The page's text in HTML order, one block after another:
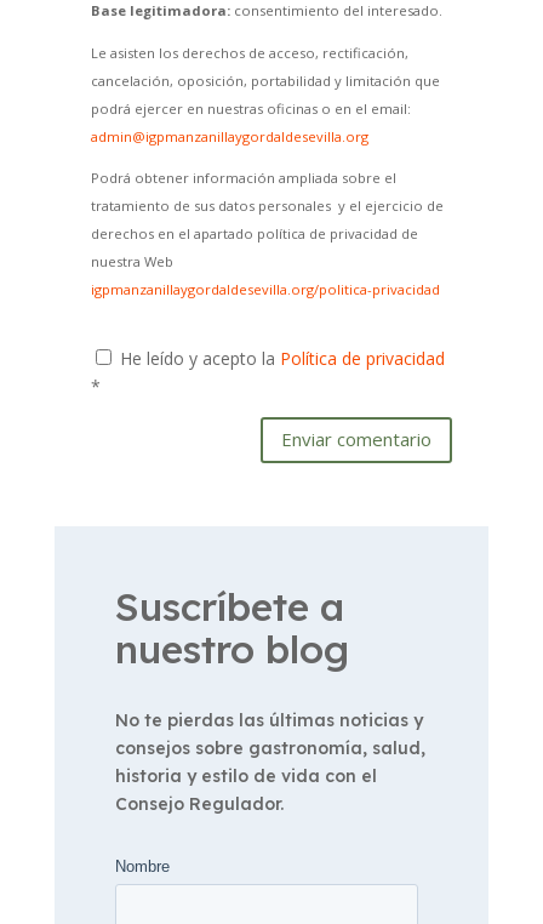
Base legitimadora:consentimiento del interesado.
Le asisten los derechos de acceso, rectificación,
cancelación, oposición, portabilidad y limitación que
podrá ejercer en nuestras oficinas o en el email:
admin@igpmanzanillaygordaldesevilla.org
Podrá obtener información ampliada sobre el
tratamiento de sus datos personales y el ejercicio de
derechos en el apartado política de privacidad de
nuestra Web
igpmanzanillaygordaldesevilla.org/politica-privacidad
He leído y acepto la Política de privacidad
*
Enviar comentario
Suscríbete a
nuestro blog
No te pierdas las últimas noticias y
consejos sobre gastronomía, salud,
historia y estilo de vida con el
Consejo Regulador.